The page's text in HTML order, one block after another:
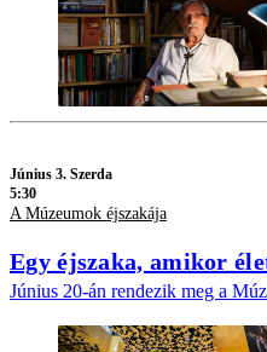
Június 3. Szerda
5:30
A Múzeumok éjszakája
Egy éjszaka, amikor
Június 20-án rendezik meg a